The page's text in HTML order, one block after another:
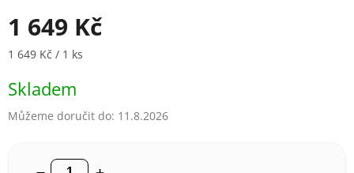
1 649 Kč
Měrná cena:
1 649 Kč / 1 ks
Skladem
Můžeme doručit do: 11.8.2026